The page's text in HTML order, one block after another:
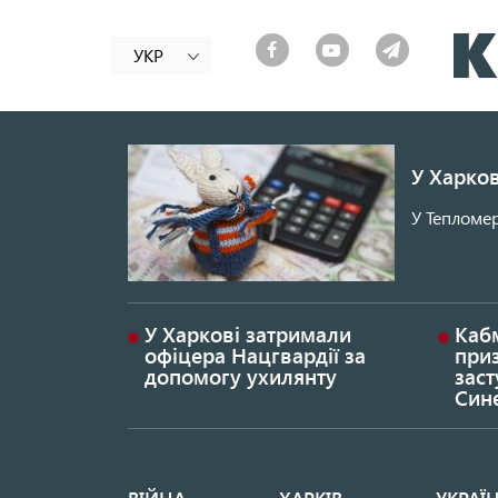
УКР
У
У
У Харкові затримали
офіцера Нацгвардії за
допомогу ухилянту